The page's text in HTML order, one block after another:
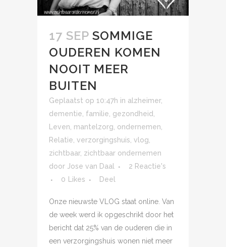
17 SEP SOMMIGE
OUDEREN KOMEN
NOOIT MEER
BUITEN
Geplaatst op 10:47h in alzheimer,
dementie, familie, gezondheid,
Leven, mantelzorg, ondernemen,
Relatie, verzorgingshuis, vlog,
zichtbaar, zichtbaar ondernemen
door Jose van Daal
2 Reactie's
0 Likes Deel
Onze nieuwste VLOG staat online. Van
de week werd ik opgeschrikt door het
bericht dat 25% van de ouderen die in
een verzorgingshuis wonen niet meer